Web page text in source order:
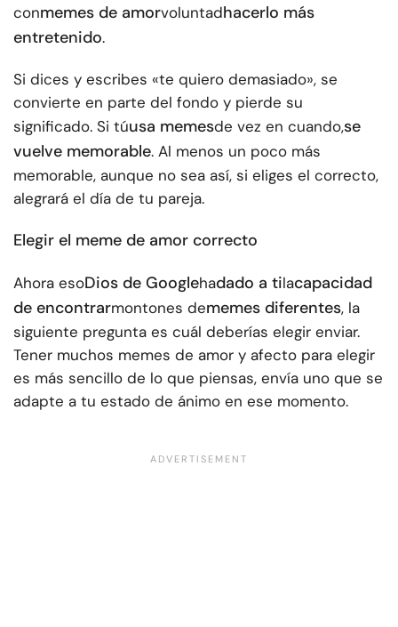
conmemes de amorvoluntadhacerlo más
entretenido.
Si dices y escribes «te quiero demasiado», se
convierte en parte del fondo y pierde su
significado. Si túusa memesde vez en cuando,se
vuelve memorable. Al menos un poco más
memorable, aunque no sea así, si eliges el correcto,
alegrará el día de tu pareja.
Elegir el meme de amor correcto
Ahora esoDios de Googlehadado a tilacapacidad
de encontrarmontones dememes diferentes, la
siguiente pregunta es cuál deberías elegir enviar.
Tener muchos memes de amor y afecto para elegir
es más sencillo de lo que piensas, envía uno que se
adapte a tu estado de ánimo en ese momento.